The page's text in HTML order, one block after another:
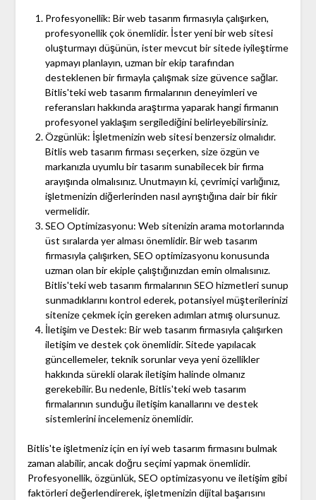
Profesyonellik: Bir web tasarım firmasıyla çalışırken,
profesyonellik çok önemlidir. İster yeni bir web sitesi
oluşturmayı düşünün, ister mevcut bir sitede iyileştirme
yapmayı planlayın, uzman bir ekip tarafından
desteklenen bir firmayla çalışmak size güvence sağlar.
Bitlis'teki web tasarım firmalarının deneyimleri ve
referansları hakkında araştırma yaparak hangi firmanın
profesyonel yaklaşım sergilediğini belirleyebilirsiniz.
Özgünlük: İşletmenizin web sitesi benzersiz olmalıdır.
Bitlis web tasarım firması seçerken, size özgün ve
markanızla uyumlu bir tasarım sunabilecek bir firma
arayışında olmalısınız. Unutmayın ki, çevrimiçi varlığınız,
işletmenizin diğerlerinden nasıl ayrıştığına dair bir fikir
vermelidir.
SEO Optimizasyonu: Web sitenizin arama motorlarında
üst sıralarda yer alması önemlidir. Bir web tasarım
firmasıyla çalışırken, SEO optimizasyonu konusunda
uzman olan bir ekiple çalıştığınızdan emin olmalısınız.
Bitlis'teki web tasarım firmalarının SEO hizmetleri sunup
sunmadıklarını kontrol ederek, potansiyel müşterilerinizi
sitenize çekmek için gereken adımları atmış olursunuz.
İletişim ve Destek: Bir web tasarım firmasıyla çalışırken
iletişim ve destek çok önemlidir. Sitede yapılacak
güncellemeler, teknik sorunlar veya yeni özellikler
hakkında sürekli olarak iletişim halinde olmanız
gerekebilir. Bu nedenle, Bitlis'teki web tasarım
firmalarının sunduğu iletişim kanallarını ve destek
sistemlerini incelemeniz önemlidir.
Bitlis'te işletmeniz için en iyi web tasarım firmasını bulmak
zaman alabilir, ancak doğru seçimi yapmak önemlidir.
Profesyonellik, özgünlük, SEO optimizasyonu ve iletişim gibi
faktörleri değerlendirerek, işletmenizin dijital başarısını